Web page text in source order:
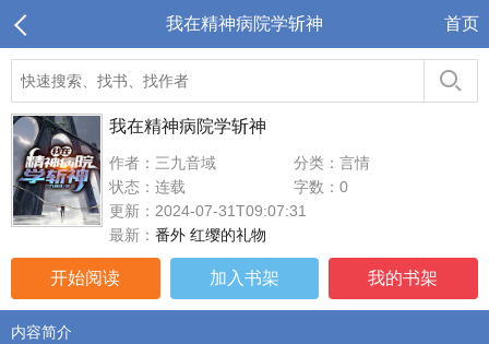
我在精神病院学斩神 首页
我在精神病院学斩神
作者：三九音域
分类：言情
状态：连载
字数：0
更新：2024-07-31T09:07:31
最新： 番外 红缨的礼物
开始阅读 加入书架 我的书架
内容简介